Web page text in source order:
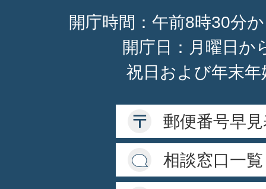
開庁時間：午前8時30分
開庁日：月曜日か
祝日および年末
郵便番号早
相談窓口一覧